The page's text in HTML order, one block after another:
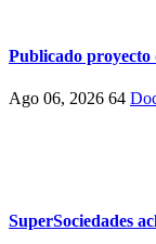
Publicado
Ago 06, 2026 64
SuperSociedades